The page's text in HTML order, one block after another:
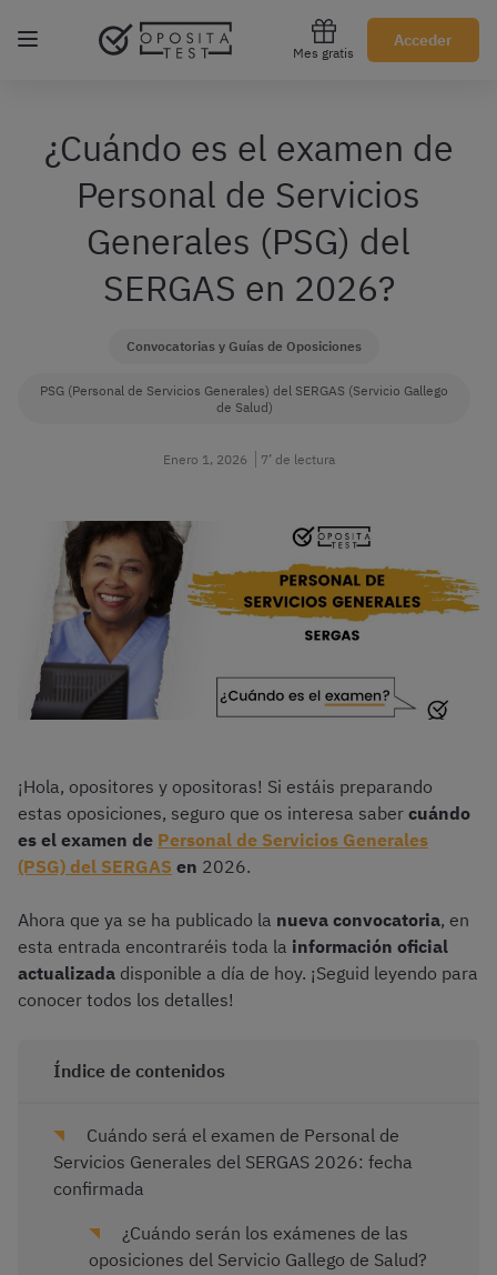
Mes gratis
Acceder
Regístrate gratis
¿Cuándo es el examen de
Personal de Servicios
Generales (PSG) del
SERGAS en 2026?
Convocatorias y Guías de Oposiciones
PSG (Personal de Servicios Generales) del SERGAS (Servicio Gallego
de Salud)
Enero 1, 2026 7’ de lectura
¡Hola, opositores y opositoras! Si estáis preparando
estas oposiciones, seguro que os interesa saber cuándo
es el examen de Personal de Servicios Generales
(PSG) del SERGAS en 2026.
Ahora que ya se ha publicado la nueva convocatoria, en
esta entrada encontraréis toda la información oficial
actualizada disponible a día de hoy. ¡Seguid leyendo para
conocer todos los detalles!
Índice de contenidos
Cuándo será el examen de Personal de
Servicios Generales del SERGAS 2026: fecha
confirmada
¿Cuándo serán los exámenes de las
oposiciones del Servicio Gallego de Salud?